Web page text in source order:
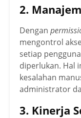
2.
Dengan
mengontrol
setiap
diperlukan. Hal
kesalahan
administrator
3. Kinerja